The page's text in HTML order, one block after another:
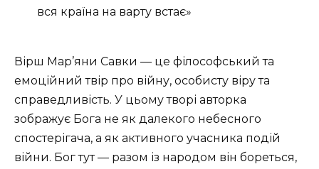
вся країна на варту встає»
Вірш Мар’яни Савки — це філософський та
емоційний твір про війну, особисту віру та
справедливість. У цьому творі авторка
зображує Бога не як далекого небесного
спостерігача, а як активного учасника подій
війни. Бог тут — разом із народом він бореться,